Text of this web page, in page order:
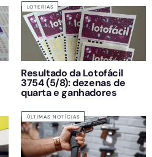
LOTERIAS
Resultado da Lotofácil
3754 (5/8): dezenas de
quarta e ganhadores
ÚLTIMAS NOTÍCIAS